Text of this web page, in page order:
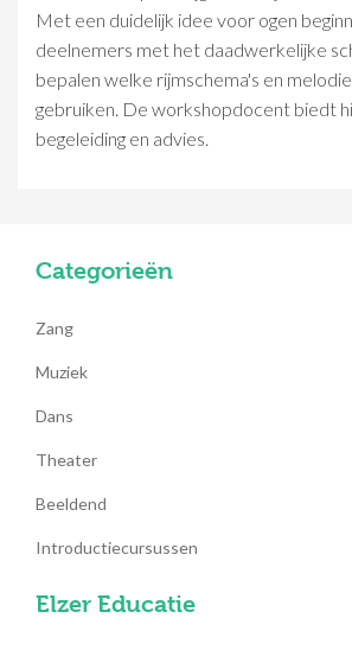
Met een duidelijk idee voor ogen
deelnemers met het daadwerkelijke
bepalen welke rijmschema's en
gebruiken. De workshopdocent biedt
begeleiding en advies.
Categorieën
Zang
Muziek
Dans
Theater
Beeldend
Introductiecursussen
Elzer Educatie